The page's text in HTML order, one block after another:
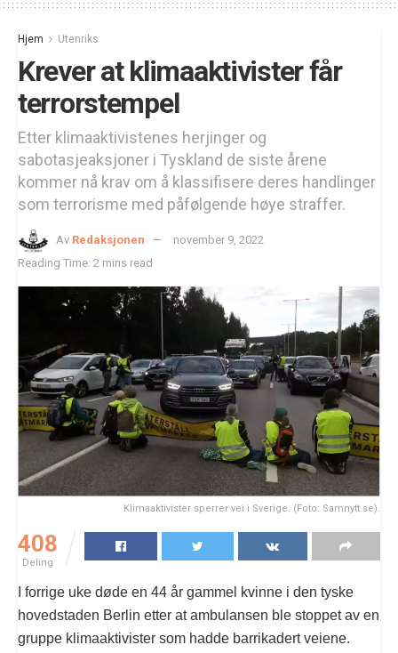
Hjem Utenriks
Krever at klimaaktivister får
terrorstempel
Etter klimaaktivistenes herjinger og
sabotasjeaksjoner i Tyskland de siste årene
kommer nå krav om å klassifisere deres handlinger
som terrorisme med påfølgende høye straffer.
Av Redaksjonen
november 9, 2022
Reading Time: 2 mins read
Klimaaktivister sperrer vei i Sverige. (Foto: Samnytt.se).
408
Deling
I forrige uke døde en 44 år gammel kvinne i den tyske
hovedstaden Berlin etter at ambulansen ble stoppet av en
gruppe klimaaktivister som hadde barrikadert veiene.